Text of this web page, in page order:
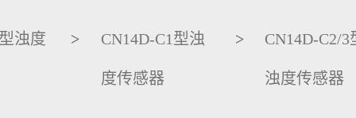
浊度 > CN14D-C1型浊
度传感器
> CN14D-C2/3
浊度传感器